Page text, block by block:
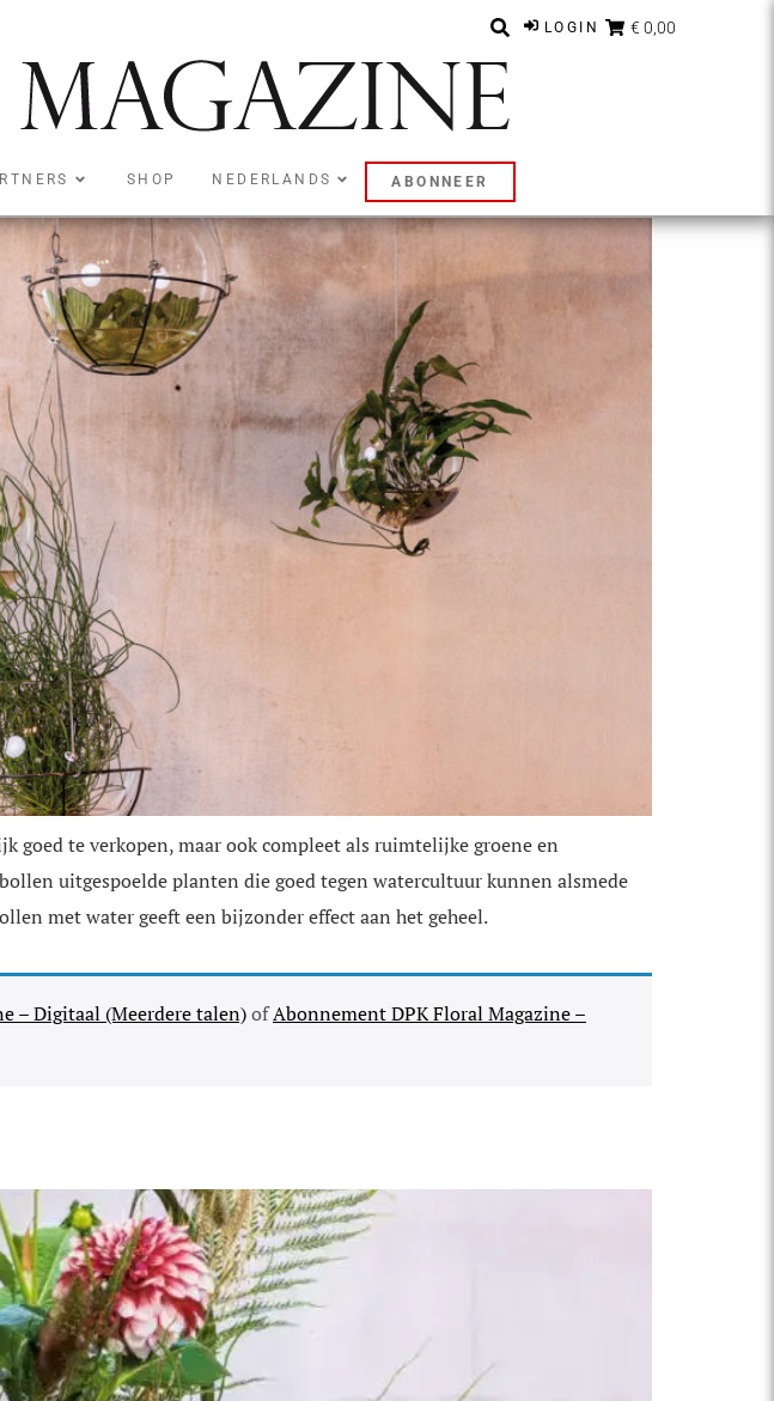
LOGIN € 0,00
SHOP NEDERLANDS ABONNEER
te verkopen, maar ook compleet als ruimtelijke groene en
uit­gespoelde planten die goed tegen watercultuur kunnen alsmede
met water geeft een bijzonder effect aan het geheel.
– Digitaal (Meerdere talen)ofAbonnement DPK Floral Magazine –